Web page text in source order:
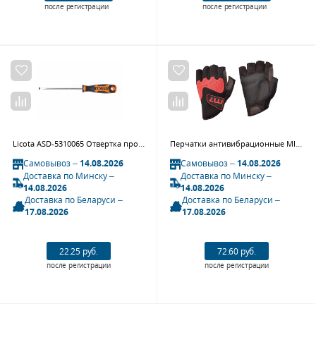
после регистрации после регистрации
Самовывоз –14.08.2026
Доставка по Минску –
14.08.2026
Доставка по Беларуси –
17.08.2026
22.25 руб.
после регистрации
Самовывоз –14.08.2026
Доставка по Минску –
14.08.2026
Доставка по Беларуси –
17.08.2026
72.60 руб.
после регистрации